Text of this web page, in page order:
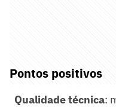
Pontos positivos
Qualidade técnica: